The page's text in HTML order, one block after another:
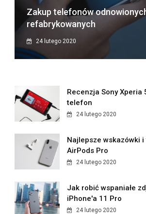
Zakup telefonów
refabrykowanych
24 lutego 2020
Recenzja Sony Xperia
telefon
24 lutego 2020
Najlepsze wskazówki
AirPods Pro
24 lutego 2020
Jak robić wspaniałe
iPhone'a 11 Pro
24 lutego 2020